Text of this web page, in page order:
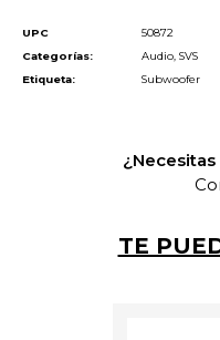
UPC
50872
Categorías:
Audio, SVS
Etiqueta:
Subwoofer
TE